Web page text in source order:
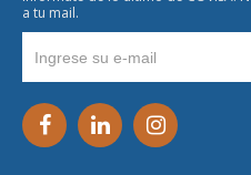
a tu mail.